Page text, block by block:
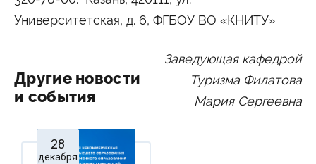
Университетская, д. 6, ФГБОУ ВО «КНИТУ»
Заведующая кафедрой
Туризма Филатова
Мария Сергеевна
Другие новости
и события
28
декабря